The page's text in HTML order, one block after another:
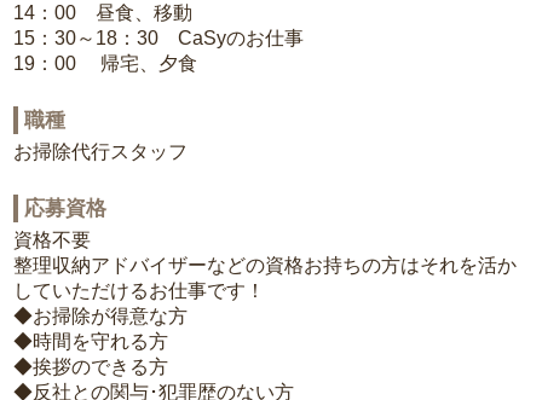
14：00 昼食、移動
15：30～18：30 CaSyのお仕事
19：00 帰宅、夕食
職種
お掃除代行スタッフ
応募資格
資格不要
整理収納アドバイザーなどの資格お持ちの方はそれを活か
していただけるお仕事です！
◆お掃除が得意な方
◆時間を守れる方
◆挨拶のできる方
◆反社との関与･犯罪歴のない方